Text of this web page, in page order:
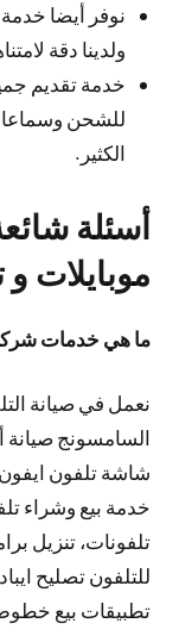
نوفر أيضا
ولدينا دقة
خدمة تقديم
للشحن
الكثير.
أسئلة
موبايلات و
ما هي خدمات
نعمل في صيانة
السامسونج
شاشة تلفون
خدمة بيع وشراء
تلفونات، تنزيل
للتلفون تصليح
تطبيقات بيع